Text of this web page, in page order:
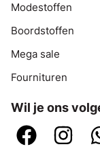
Modestoffen
Boordstoffen
Mega sale
Fournituren
Wil je ons